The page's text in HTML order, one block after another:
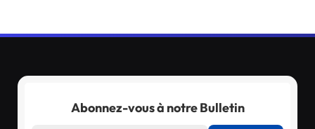
Abonnez-vous à notre Bulletin